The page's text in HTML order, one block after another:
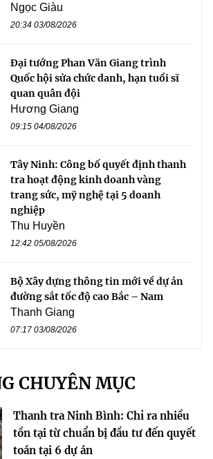
Ngọc Giàu
20:34 03/08/2026
Đại tướng Phan Văn Giang trình
Quốc hội sửa chức danh, hạn tuổi sĩ
quan quân đội
Hương Giang
09:15 04/08/2026
Tây Ninh: Công bố quyết định thanh
tra hoạt động kinh doanh vàng
trang sức, mỹ nghệ tại 5 doanh
nghiệp
Thu Huyền
12:42 05/08/2026
Bộ Xây dựng thông tin mới về dự án
đường sắt tốc độ cao Bắc – Nam
Thanh Giang
07:17 03/08/2026
CHUYÊN MỤC
Thanh tra Ninh Bình: Chỉ ra nhiều
tồn tại từ chuẩn bị đầu tư đến quyết
toán tại 6 dự án